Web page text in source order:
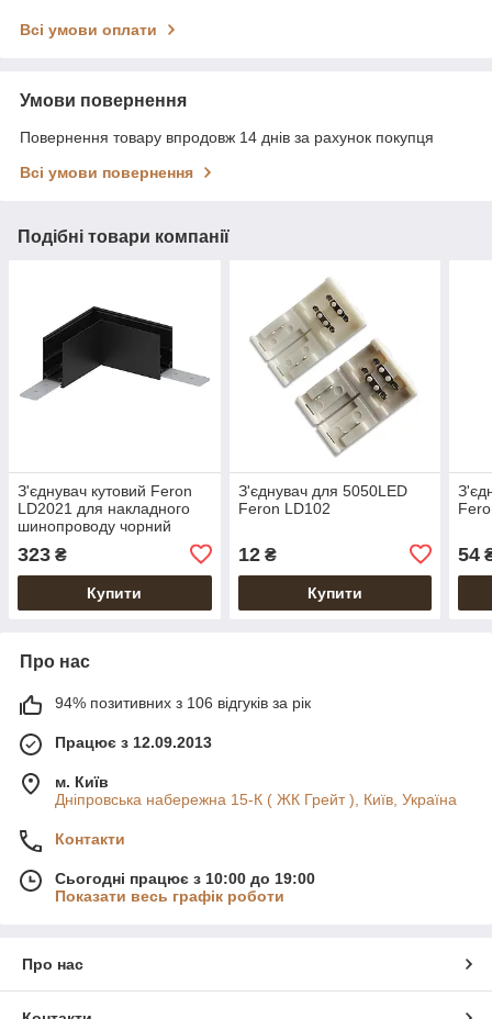
Всі умови оплати
Умови повернення
Повернення товару впродовж 14 днів за рахунок покупця
Всі умови повернення
Подібні товари компанії
З'єднувач кутовий Feron
LD2021 для накладного
шинопроводу чорний
323 ₴
Купити
З'єднувач для 5050LED
Feron LD102
12₴
Купити
54
Про нас
94% позитивних з 106 відгуків за рік
Працює з 12.09.2013
м. Київ
Дніпровська набережна 15-К ( ЖК Грейт ), Київ, Україна
Контакти
Сьогодні працює з 10:00 до 19:00
Показати весь графік роботи
Про нас